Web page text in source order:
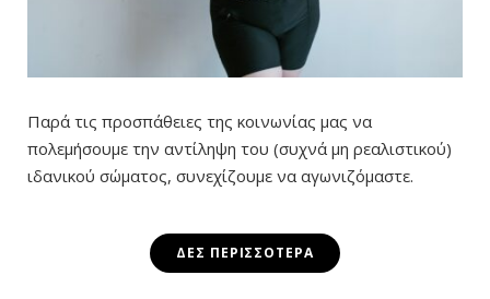
Παρά τις προσπάθειες της κοινωνίας μας να
πολεμήσουμε την αντίληψη του (συχνά μη ρεαλιστικού)
ιδανικού σώματος, συνεχίζουμε να αγωνιζόμαστε.
ΔΕΣ ΠΕΡΙΣΣΌΤΕΡΑ